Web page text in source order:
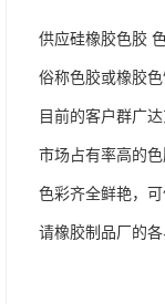
供应硅橡胶色胶
俗称色胶或橡胶
目前的客户群广
市场占有率高的色
色彩齐全鲜艳，
请橡胶制品厂的